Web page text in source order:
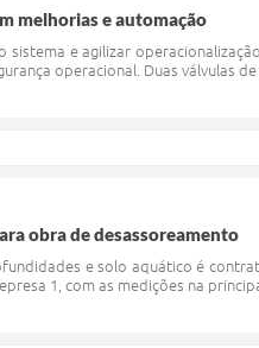
melhorias e automação
sistema e agilizar
operacional. Duas válvulas
obra de desassoreamento
e solo aquático é
1, com as medições na